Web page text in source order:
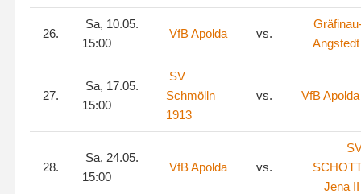
26.
Sa, 10.05.
15:00
VfB Apolda vs.
Angstedt
27.
Sa, 17.05.
15:00
SV
Schmölln
1913
vs. VfB Apolda
28.
Sa, 24.05.
15:00
VfB Apolda vs.
Jena II